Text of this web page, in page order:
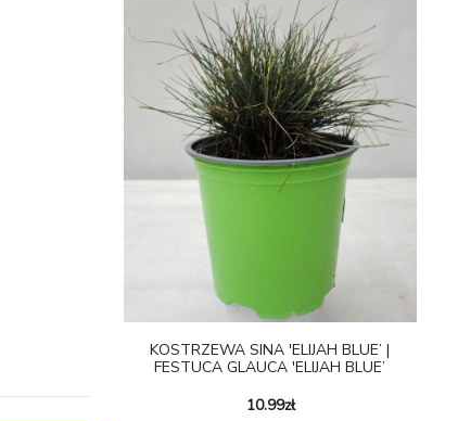
KOSTRZEWA SINA 'ELIJAH BLUE’ |
FESTUCA GLAUCA 'ELIJAH BLUE’
10.99zł